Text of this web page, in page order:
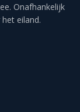
Onafhankelijk
eiland.